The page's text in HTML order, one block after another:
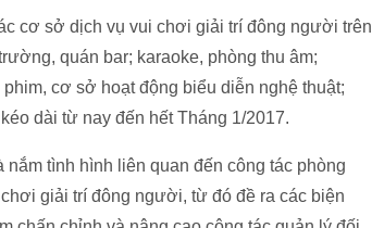
cơ sở dịch vụ vui chơi giải trí đông người trên
quán bar; karaoke, phòng thu âm;
cơ sở hoạt động biểu diễn nghệ thuật;
dài từ nay đến hết Tháng 1/2017.
tình hình liên quan đến công tác phòng
giải trí đông người, từ đó đề ra các biện